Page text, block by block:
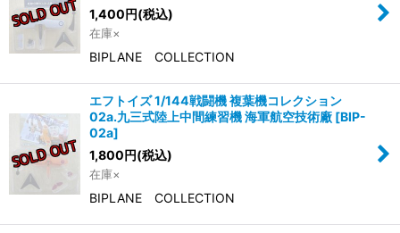
1,400円(税込)
在庫×
BIPLANE COLLECTION
エフトイズ 1/144戦闘機 複葉機コレクション
02a.九三式陸上中間練習機 海軍航空技術廠 [BIP-
02a]
1,800円(税込)
在庫×
BIPLANE COLLECTION